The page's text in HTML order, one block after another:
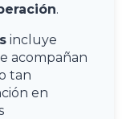
.
incluye
acompañan
tan
en